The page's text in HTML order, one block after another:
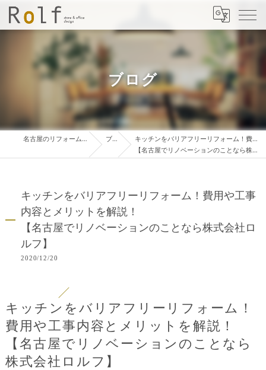
ブログ
名古屋のリフォームは株式会社ロルフ ブログ
キッチンをバリアフリーリフォーム！費用や工事内容とメリットを解説！
【名古屋でリノベーションのことなら株式会社ロルフ】
キッチンをバリアフリーリフォーム！費用や工事
内容とメリットを解説！
【名古屋でリノベーションのことなら株式会社ロ
ルフ】
2020/12/20
キッチンをバリアフリーリフォーム！
費用や工事内容とメリットを解説！
【名古屋でリノベーションのことなら
株式会社ロルフ】